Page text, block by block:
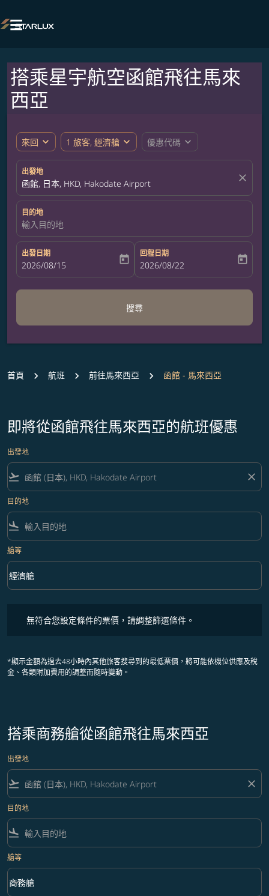

搭乘星宇航空函館飛往馬來
西亞
來回 expand_more 1 旅客, 經濟艙 expand_more 優惠代碼 expand_more
出發地
函館, 日本, HKD, Hakodate Airport close
目的地
輸入目的地
出發日期
fc-booking-departure-date-aria-label
2026/08/15 today
回程日期
fc-booking-return-date-aria-label
2026/08/22 today
搜尋
首頁 航班 前往馬來西亞 函館 - 馬來西亞
即將從函館飛往馬來西亞的航班優惠
出發地
flight_takeoff close
目的地
flight_land
艙等
艙等 option 經濟艙 Selected
經濟艙
keyboard_arrow_down
無符合您設定條件的票價，請調整篩選條件。
*顯示金額為過去48小時內其他旅客搜尋到的最低票價，將可能依機位供應及稅
金、各類附加費用的調整而隨時變動。
搭乘商務艙從函館飛往馬來西亞
出發地
flight_takeoff close
目的地
flight_land
艙等
艙等 option 商務艙 Selected
商務艙
keyboard_arrow_down